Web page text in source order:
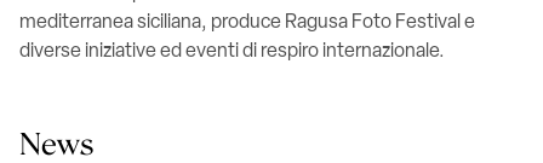
mediterranea siciliana, produce Ragusa Foto Festival e
diverse iniziative ed eventi di respiro internazionale.
News